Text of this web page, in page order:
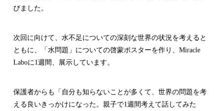
びました。
次回に向けて、水不足についての深刻な世界の状況を考えると
ともに、「水問題」についての啓蒙ポスターを作り、Miracle
Laboに1週間、展示しています。
保護者からも「自分も知らないことが多くて、世界の問題を考
える良いきっかけになった。親子で1週間考えて話してみた